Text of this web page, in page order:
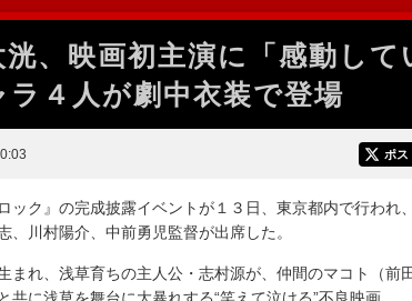
洸、映画初主演に「感動し
ラ４人が劇中衣装で登場
ポス
ク』の完成披露イベントが１３日、東京都内で行われ
、川村陽介、中前勇児監督が出席した。
まれ、浅草育ちの主人公・志村源が、仲間のマコト（前